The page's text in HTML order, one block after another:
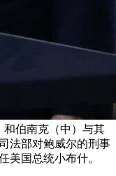
和伯南克（中）与其
法部对鲍威尔的刑事
美国总统小布什。